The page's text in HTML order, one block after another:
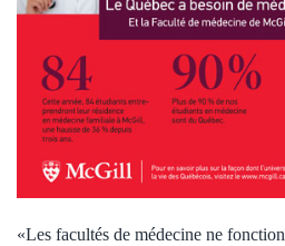
«Les facultés de médecine ne